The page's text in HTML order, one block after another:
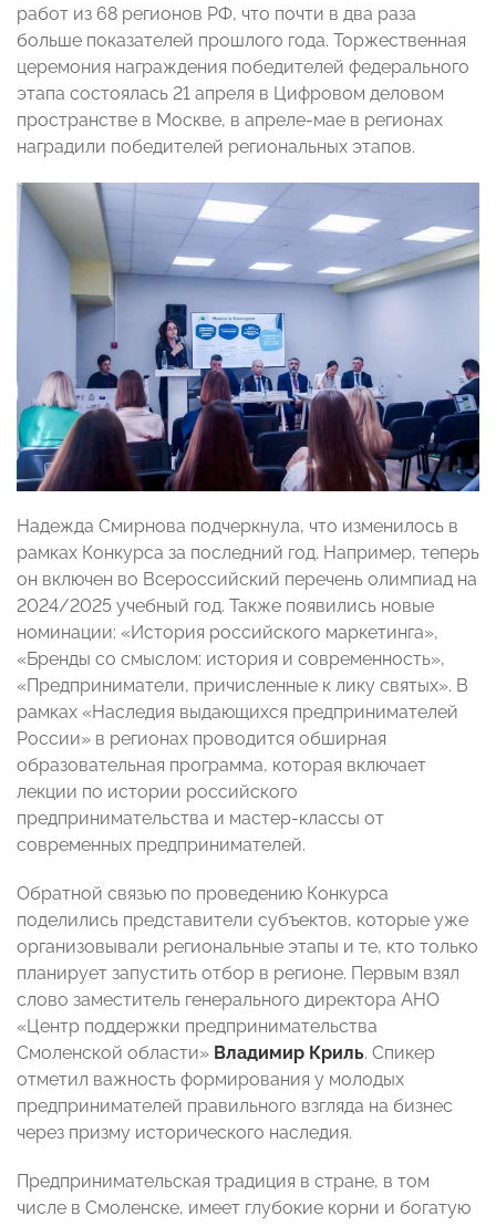
работ из 68 регионов РФ, что почти в два раза
больше показателей прошлого года. Торжественная
церемония награждения победителей федерального
этапа состоялась 21 апреля в Цифровом деловом
пространстве в Москве, в апреле-мае в регионах
наградили победителей региональных этапов.
Надежда Смирнова подчеркнула, что изменилось в
рамках Конкурса за последний год. Например, теперь
он включен во Всероссийский перечень олимпиад на
2024/2025 учебный год. Также появились новые
номинации: «История российского маркетинга»,
«Бренды со смыслом: история и современность»,
«Предприниматели, причисленные к лику святых». В
рамках «Наследия выдающихся предпринимателей
России» в регионах проводится обширная
образовательная программа, которая включает
лекции по истории российского
предпринимательства и мастер-классы от
современных предпринимателей.
Обратной связью по проведению Конкурса
поделились представители субъектов, которые уже
организовывали региональные этапы и те, кто только
планирует запустить отбор в регионе. Первым взял
слово заместитель генерального директора АНО
«Центр поддержки предпринимательства
Смоленской области» Владимир Криль. Спикер
отметил важность формирования у молодых
предпринимателей правильного взгляда на бизнес
через призму исторического наследия.
Предпринимательская традиция в стране, в том
числе в Смоленске, имеет глубокие корни и богатую